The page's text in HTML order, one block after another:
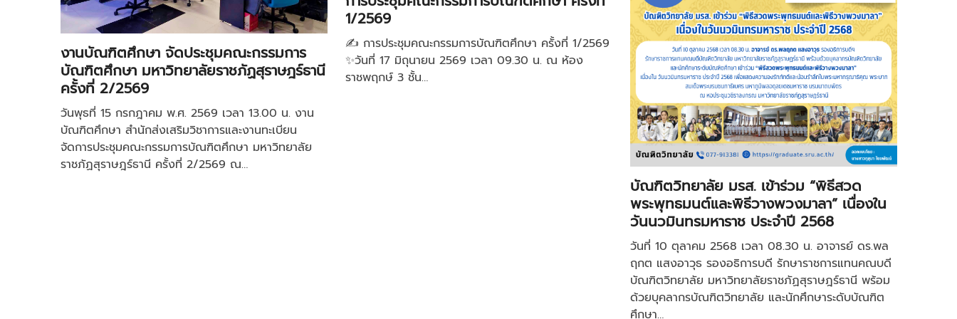
งานบัณฑิตศึกษา จัดประชุมคณะกรรมการ
บัณฑิตศึกษา มหาวิทยาลัยราชภัฏสุราษฎร์ธานี
ครั้งที่ 2/2569
วันพุธที่ 15 กรกฎาคม พ.ศ. 2569 เวลา 13.00 น. งาน
บัณฑิตศึกษา สำนักส่งเสริมวิชาการและงานทะเบียน
จัดการประชุมคณะกรรมการบัณฑิตศึกษา มหาวิทยาลัย
ราชภัฏสุราษฎร์ธานี ครั้งที่ 2/2569 ณ…
1/2569
✍️ การประชุมคณะกรรมการบัณฑิตศึกษา ครั้งที่ 1/2569
✨วันที่ 17 มิถุนายน 2569 เวลา 09.30 น. ณ ห้อง
ราชพฤกษ์ 3 ชั้น…
บัณฑิตวิทยาลัย มรส. เข้าร่วม “พิธีสวด
พระพุทธมนต์และพิธีวางพวงมาลา” เนื่องใน
วันนวมินทรมหาราช ประจำปี 2568
วันที่ 10 ตุลาคม 2568 เวลา 08.30 น. อาจารย์ ดร.พล
ฤกต แสงอาวุธ รองอธิการบดี รักษาราชการแทนคณบดี
บัณฑิตวิทยาลัย มหาวิทยาลัยราชภัฏสุราษฎร์ธานี พร้อม
ด้วยบุคลากรบัณฑิตวิทยาลัย และนักศึกษาระดับบัณฑิต
ศึกษา…